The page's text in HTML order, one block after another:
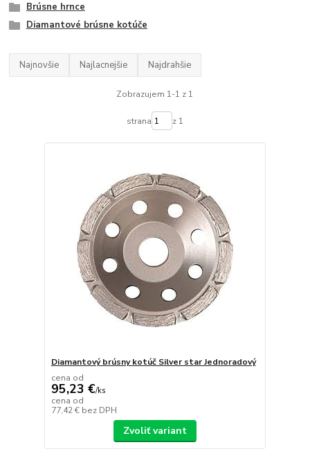
Brúsne hrnce
Diamantové brúsne kotúče
Najnovšie Najlacnejšie Najdrahšie
Zobrazujem 1-1 z 1
strana z 1
Diamantový brúsny kotúč Silver star Jednoradový
cena od
95,23 €/ks
cena od
77,42 € bez DPH
Zvoliť variant